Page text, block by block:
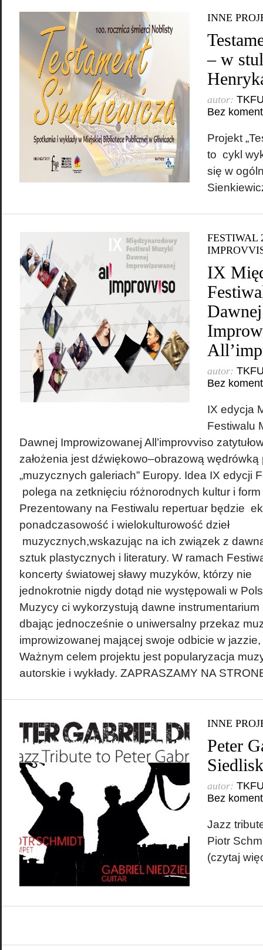
INNE
– w
autor:
Bez
Projekt
to cykl
się w
FESTIWAL
IX
Dawnej
autor:
Bez
IX edycja
Festiwalu
Dawnej Improwizowanej All’improvviso
założenia jest dźwiękowo–obrazową
„muzycznych galeriach” Europy. Idea IX edycji
polega na zetknięciu różnorodnych kultur i
Prezentowany na Festiwalu repertuar będzie
ponadczasowość i wielokulturowość dzieł
muzycznych,wskazując na ich związek z
sztuk plastycznych i literatury. W ramach
koncerty światowej sławy muzyków, którzy nie
jednokrotnie nigdy dotąd nie występowali w
Muzycy ci wykorzystują dawne
dbając jednocześnie o uniwersalny przekaz
improwizowanej mającej swoje odbicie w
Ważnym celem projektu jest popularyzacja
autorskie i wykłady. ZAPRASZAMY NA
INNE
Peter
autor:
Bez
Jazz
Piotr
(czytaj